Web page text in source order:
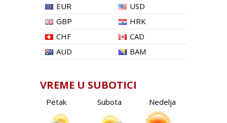
EUR
USD
GBP
HRK
CHF
CAD
AUD
BAM
VREME U SUBOTICI
Petak Subota Nedelja